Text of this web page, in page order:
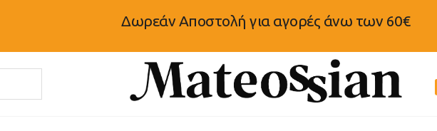
Δωρεάν Αποστολή για αγορές άνω των 60€